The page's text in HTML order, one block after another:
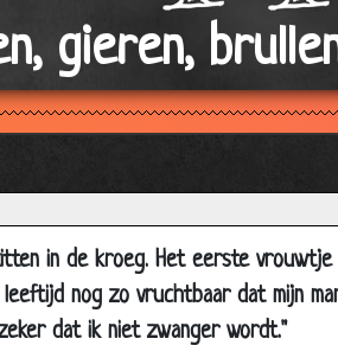
gieren,
in de kroeg. Het eerste vrouwtje
nog zo vruchtbaar dat mijn
dat ik niet zwanger wordt."
Knapste en leukste meisje.
Verstekeling
Vis & Vuur
Als m'n vriendin haar kleren uittrekt
Als je haar de 1e keer naakt ziet
Natte poes
Perfecte timing